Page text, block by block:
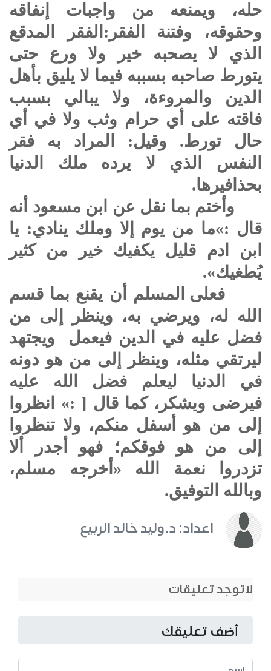
حله، ويمنعه من واجبات إنفاقه
وحقوقه، وفتنة الفقر:الفقر المدقع
الذي لا يصحبه خير ولا ورع حتى
يتورط صاحبه بسببه فيما لا يليق بأهل
الدين والمروءة، ولا يبالي بسبب
فاقته على أي حرام وثب ولا في أي
حال تورط. وقيل: المراد به فقر
النفس الذي لا يرده ملك الدنيا
بحذافيرها.
وأختم بما نقل عن ابن مسعود أنه
قال :»ما من يوم إلا وملك ينادي: يا
ابن ادم قليل يكفيك خير من كثير
يُطغيك».
فعلى المسلم أن يقنع بما قسم
الله له، ويرضي به، وينظر إلى من
فضل عليه في الدين فيعمل ويجتهد
ليرتقي مثله، وينظر إلى من هو دونه
في الدنيا ليعلم فضل الله عليه
فيرضى ويشكر، كما قال [ :» انظروا
إلى من هو أسفل منكم، ولا تنظروا
إلى من هو فوقكم؛ فهو أجدر ألا
تزدروا نعمة الله «أخرجه مسلم،
وبالله التوفيق.
اعداد: د.وليد خالد الربيع
لاتوجد تعليقات
أضف تعليقك